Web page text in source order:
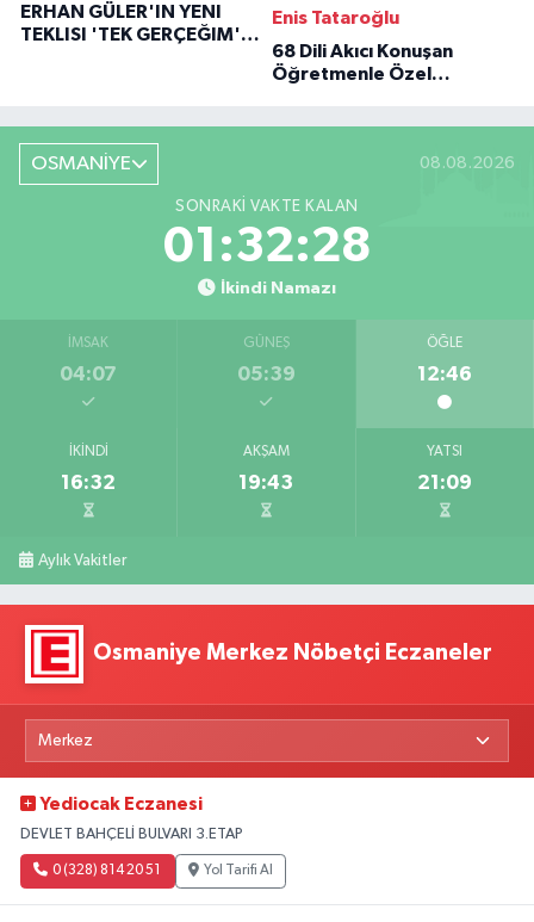
ERHAN GÜLER'IN YENI
TEKLISI 'TEK GERÇEĞIM'LE
Enis Tataroğlu
68 Dili Akıcı Konuşan
Öğretmenle Özel
OSMANİYE 08.08.2026
SONRAKI VAKTE KALAN
01:32:27
İkindi Namazı
İMSAK
04:07
GÜNEŞ
05:39
ÖĞLE
12:46
İKINDI
16:32
AKŞAM
19:43
YATSI
21:09
Aylık Vakitler
Osmaniye Merkez Nöbetçi Eczaneler
Yediocak Eczanesi
DEVLET BAHÇELİ BULVARI 3.ETAP
0 (328) 814 20 51 Yol Tarifi Al